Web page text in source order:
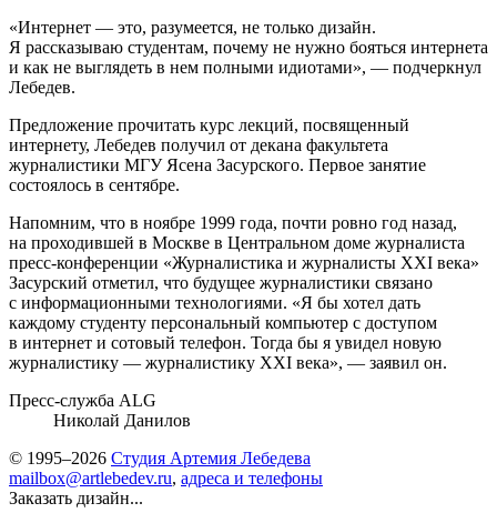
«Интернет — это, разумеется, не только дизайн.
Я рассказываю студентам, почему не нужно бояться интернета
и как не выглядеть в нем полными идиотами», — подчеркнул
Лебедев.
Предложение прочитать курс лекций, посвященный
интернету, Лебедев получил от декана факультета
журналистики МГУ Ясена Засурского. Первое занятие
состоялось в сентябре.
Напомним, что в ноябре 1999 года, почти ровно год назад,
на проходившей в Москве в Центральном доме журналиста
пресс-конференции «Журналистика и журналисты XXI века»
Засурский отметил, что будущее журналистики связано
с информационными технологиями. «Я бы хотел дать
каждому студенту персональный компьютер с доступом
в интернет и сотовый телефон. Тогда бы я увидел новую
журналистику — журналистику XXI века», — заявил он.
Пресс-служба ALG
Николай Данилов
© 1995–2026 Студия Артемия Лебедева
mailbox@artlebedev.ru, адреса и телефоны
Заказать дизайн...